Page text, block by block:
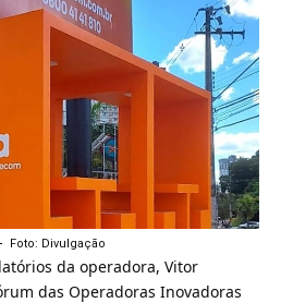
Foto: Divulgação
da operadora, Vitor
das Operadoras Inovadoras